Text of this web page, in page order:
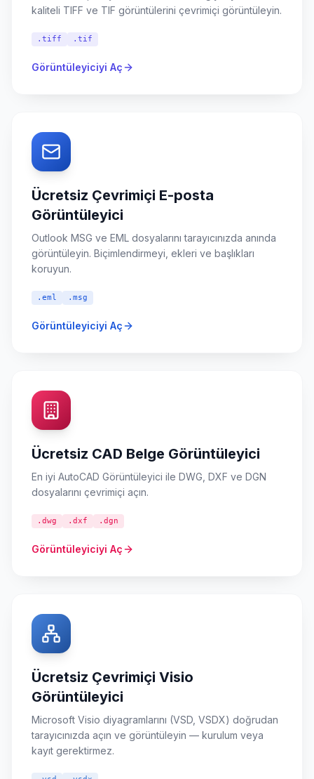
kaliteli TIFF ve TIF görüntülerini çevrimiçi görüntüleyin.
.tiff .tif
Görüntüleyiciyi Aç
Ücretsiz Çevrimiçi E-posta
Görüntüleyici
Outlook MSG ve EML dosyalarını tarayıcınızda anında
görüntüleyin. Biçimlendirmeyi, ekleri ve başlıkları
koruyun.
.eml .msg
Görüntüleyiciyi Aç
Ücretsiz CAD Belge Görüntüleyici
En iyi AutoCAD Görüntüleyici ile DWG, DXF ve DGN
dosyalarını çevrimiçi açın.
.dwg .dxf .dgn
Görüntüleyiciyi Aç
Ücretsiz Çevrimiçi Visio
Görüntüleyici
Microsoft Visio diyagramlarını (VSD, VSDX) doğrudan
tarayıcınızda açın ve görüntüleyin — kurulum veya
kayıt gerektirmez.